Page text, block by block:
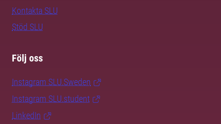
Kontakta SLU
Stöd SLU
Följ oss
Instagram SLU.Sweden
Instagram SLU.student
LinkedIn